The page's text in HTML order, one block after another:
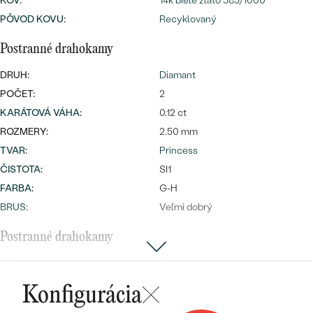
Wave kolekcia
OBJAVIŤ
PODĽA TVARU DRAHOKAMU
NA MIERU
DIAMANTY
náušnice
Personalizované
prívesky
OBJAVIŤ
Najpredávanejšie
PREZRIEŤ
PÔVOD KOVU: Recyklovaný
Postranné drahokamy
DRUH:
Diamant
POČET:
2
KARÁTOVÁ VÁHA:
0.12 ct
ROZMERY:
2.50 mm
TVAR:
Princess
ČISTOTA:
SI1
FARBA:
G-H
BRUS: Veľmi dobrý
Postranné drahokamy
DRUH:
Diamant
POČET:
ROZMERY:
Konfigurácia